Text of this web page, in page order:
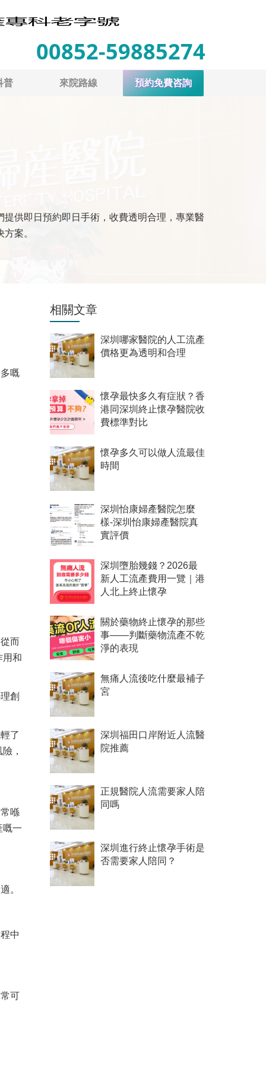
00852-59885274
普 來院路線 預約免費咨詢
供即日預約即日手術，收費透明合理，專業醫
案。
嘅
而
和
創
了
，
喺
一
。
中
可
相關文章
深圳哪家醫院的人工流產
價格更為透明和合理
懷孕最快多久有症狀？香
港同深圳終止懷孕醫院收
費標準對比
懷孕多久可以做人流最佳
時間
深圳怡康婦產醫院怎麼
樣-深圳怡康婦產醫院真
實評價
深圳墮胎幾錢？2026最
新人工流產費用一覽｜港
人北上終止懷孕
關於藥物終止懷孕的那些
事——判斷藥物流產不乾
淨的表現
無痛人流後吃什麼最補子
宮
深圳福田口岸附近人流醫
院推薦
正規醫院人流需要家人陪
同嗎
深圳進行終止懷孕手術是
否需要家人陪同？